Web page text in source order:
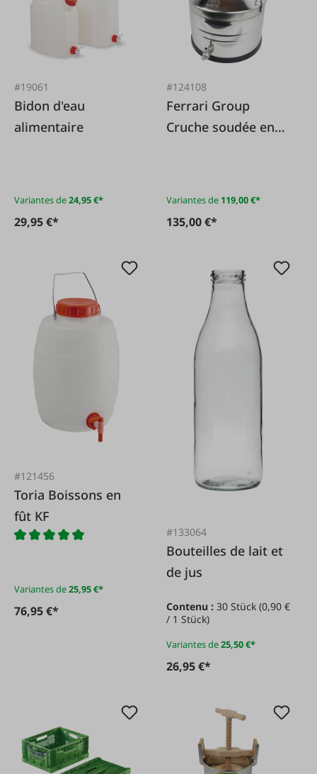
#19061
Bidon d'eau
alimentaire
Variantes de24,95 €*
29,95 €*
#124108
Ferrari Group
Cruche soudée en
Variantes de 119,00 €*
135,00 €*
#121456
Toria Boissons en
fût KF
Variantes de25,95 €*
76,95 €*
#133064
Bouteilles de lait et
de jus
Contenu :30 Stück(0,90 €
/ 1 Stück)
Variantes de25,50 €*
26,95 €*